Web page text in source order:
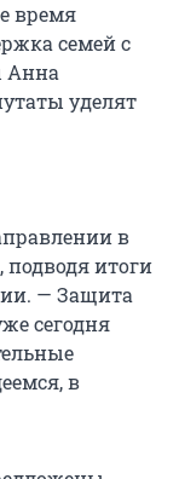
время
семей с
Анна
уделят
в
подводя итоги
— Защита
сегодня
в